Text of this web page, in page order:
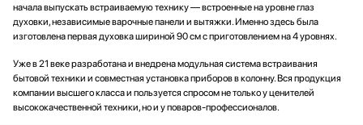
начала выпускать встраиваемую технику — встроенные на уровне глаз
духовки, независимые варочные панели и вытяжки. Именно здесь была
изготовлена первая духовка шириной 90 см с приготовлением на 4 уровнях.
Уже в 21 веке разработана и внедрена модульная система встраивания
бытовой техники и совместная установка приборов в колонну. Вся продукция
компании высшего класса и пользуется спросом не только у ценителей
высококачественной техники, но и у поваров-профессионалов.